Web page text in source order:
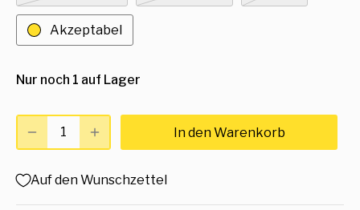
Akzeptabel
Nur noch 1 auf Lager
In den Warenkorb
Auf den Wunschzettel